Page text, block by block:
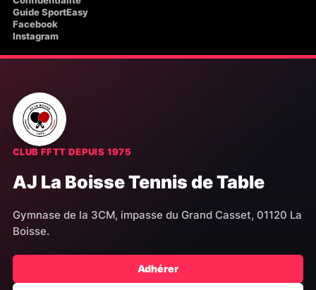
Guide SportEasy
Facebook
Instagram
CLUB FFTT DEPUIS 1975
AJ La Boisse Tennis de Table
Gymnase de la 3CM, impasse du Grand Casset, 01120 La
Boisse.
Adhérer